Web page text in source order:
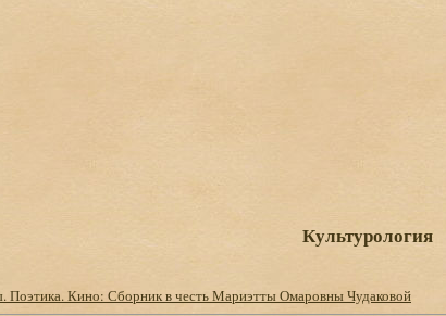
Культурология
Поэтика. Кино: Сборник в честь Мариэтты Омаровны Чудаковой